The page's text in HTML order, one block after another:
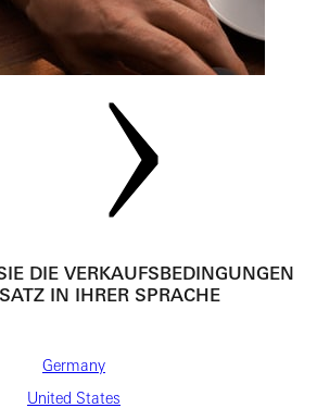
DIE VERKAUFSBEDINGUNGEN
IN IHRER SPRACHE
Germany
United States